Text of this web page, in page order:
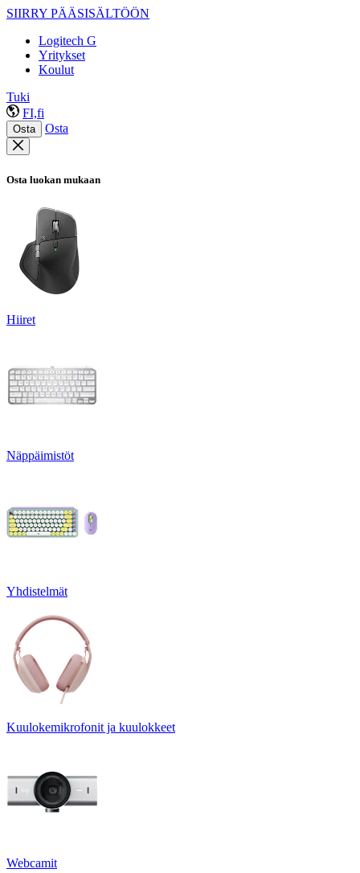
SIIRRY PÄÄSISÄLTÖÖN
Logitech G
Yritykset
Koulut
Tuki
FI,fi
Osta Osta
Osta luokan mukaan
Hiiret
Näppäimistöt
Yhdistelmät
Kuulokemikrofonit ja kuulokkeet
Webcamit